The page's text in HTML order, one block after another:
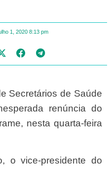
1, 2020 8:13 pm
renúncia do
nesta quarta-feira